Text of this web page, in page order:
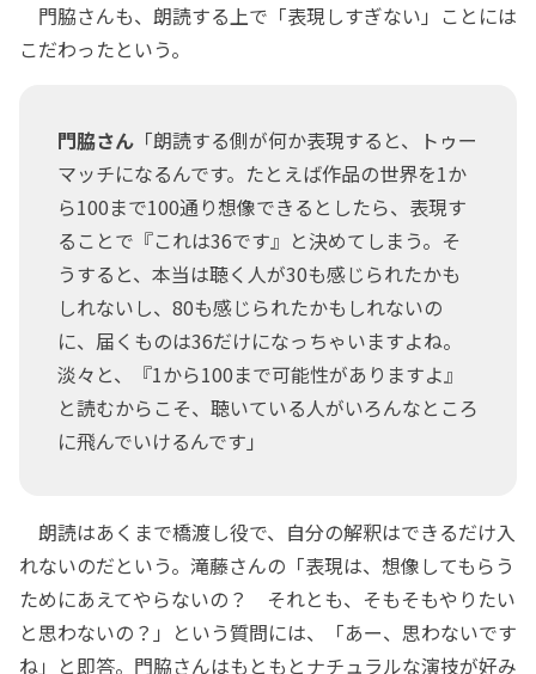
門脇さんも、朗読する上で「表現しすぎない」ことには
こだわったという。
門脇さん 「朗読する側が何か表現すると、トゥー
マッチになるんです。たとえば作品の世界を1か
ら100まで100通り想像できるとしたら、表現す
ることで『これは36です』と決めてしまう。そ
うすると、本当は聴く人が30も感じられたかも
しれないし、80も感じられたかもしれないの
に、届くものは36だけになっちゃいますよね。
淡々と、『1から100まで可能性がありますよ』
と読むからこそ、聴いている人がいろんなところ
に飛んでいけるんです」
朗読はあくまで橋渡し役で、自分の解釈はできるだけ入
れないのだという。滝藤さんの「表現は、想像してもらう
ためにあえてやらないの？ それとも、そもそもやりたい
と思わないの？」という質問には、「あー、思わないです
ね」と即答。門脇さんはもともとナチュラルな演技が好み